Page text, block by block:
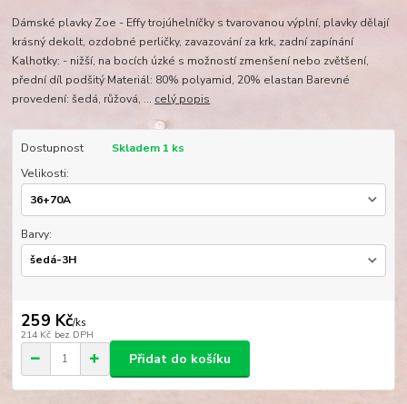
Dámské plavky Zoe - Effy trojúhelníčky s tvarovanou výplní, plavky dělají
krásný dekolt, ozdobné perličky, zavazování za krk, zadní zapínání
Kalhotky: - nižší, na bocích úzké s možností zmenšení nebo zvětšení,
přední díl podšitý Materiál: 80% polyamid, 20% elastan Barevné
provedení: šedá, růžová, ... celý popis
Dostupnost
Skladem 1 ks
Velikosti:
Barvy:
259 Kč/ks
214 Kč bez DPH
Přidat do košíku